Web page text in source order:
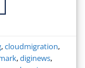
,cloudmigration,
,diginews,